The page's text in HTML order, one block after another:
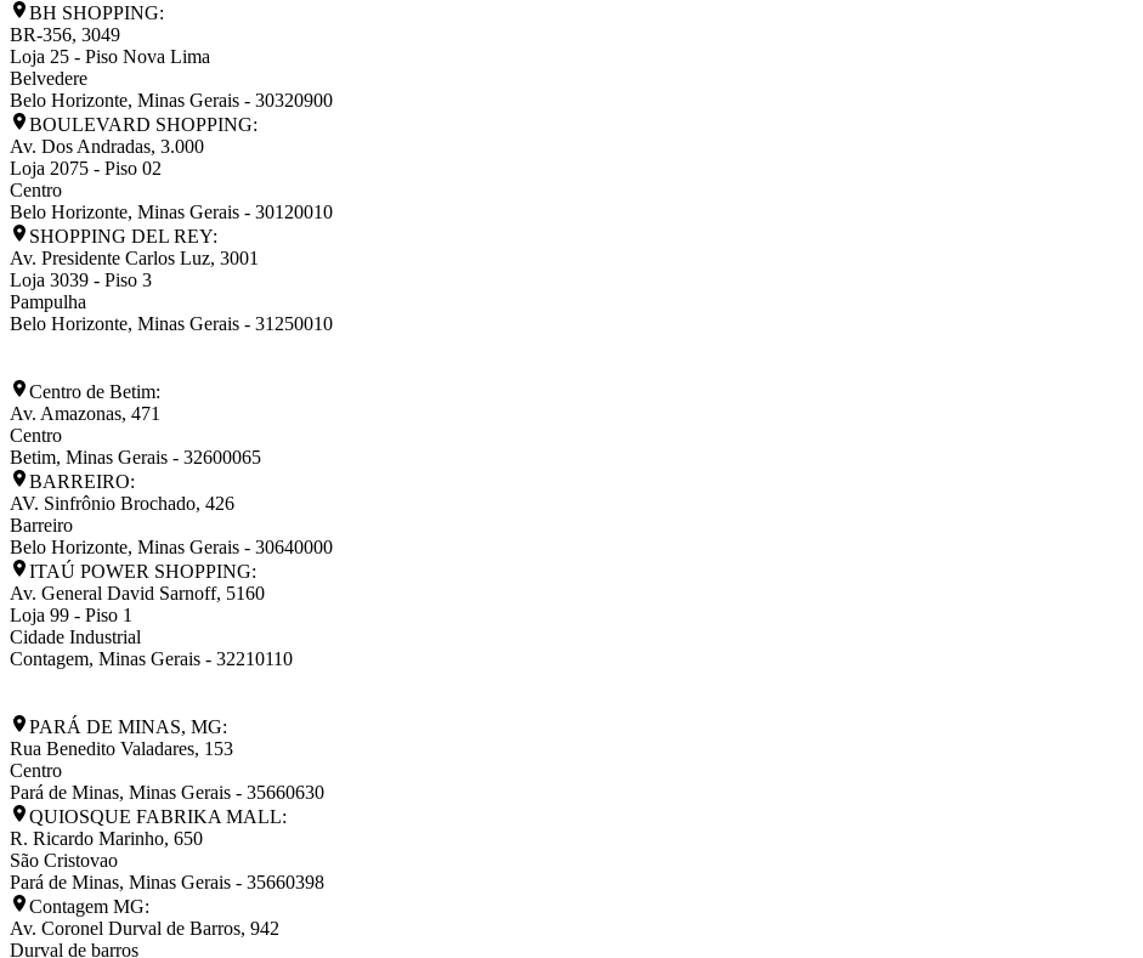
BH SHOPPING:
BR-356, 3049
Loja 25 - Piso Nova Lima
Belvedere
Belo Horizonte, Minas Gerais - 30320900
BOULEVARD SHOPPING:
Av. Dos Andradas, 3.000
Loja 2075 - Piso 02
Centro
Belo Horizonte, Minas Gerais - 30120010
SHOPPING DEL REY:
Av. Presidente Carlos Luz, 3001
Loja 3039 - Piso 3
Pampulha
Belo Horizonte, Minas Gerais - 31250010
Centro de Betim:
Av. Amazonas, 471
Centro
Betim, Minas Gerais - 32600065
BARREIRO:
AV. Sinfrônio Brochado, 426
Barreiro
Belo Horizonte, Minas Gerais - 30640000
ITAÚ POWER SHOPPING:
Av. General David Sarnoff, 5160
Loja 99 - Piso 1
Cidade Industrial
Contagem, Minas Gerais - 32210110
PARÁ DE MINAS, MG:
Rua Benedito Valadares, 153
Centro
Pará de Minas, Minas Gerais - 35660630
QUIOSQUE FABRIKA MALL:
R. Ricardo Marinho, 650
São Cristovao
Pará de Minas, Minas Gerais - 35660398
Contagem MG:
Av. Coronel Durval de Barros, 942
Durval de barros